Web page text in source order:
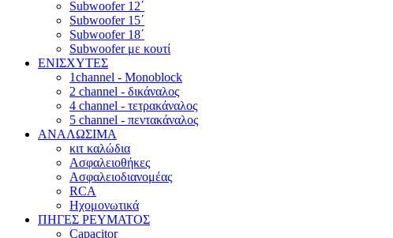
Subwoofer 12΄
Subwoofer 15΄
Subwoofer 18΄
Subwoofer με κουτί
ΕΝΙΣΧΥΤΕΣ
1channel - Monoblock
2 channel - δικάναλος
4 channel - τετρακάναλος
5 channel - πεντακάναλος
ΑΝΑΛΩΣΙΜΑ
κιτ καλώδια
Ασφαλειοθήκες
Ασφαλειοδιανομέας
RCA
Ηχομονωτικά
ΠΗΓΕΣ ΡΕΥΜΑΤΟΣ
Capacitor